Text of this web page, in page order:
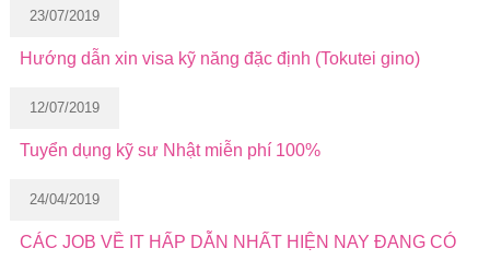
23/07/2019
Hướng dẫn xin visa kỹ năng đặc định (Tokutei gino)
12/07/2019
Tuyển dụng kỹ sư Nhật miễn phí 100%
24/04/2019
CÁC JOB VỀ IT HẤP DẪN NHẤT HIỆN NAY ĐANG CÓ